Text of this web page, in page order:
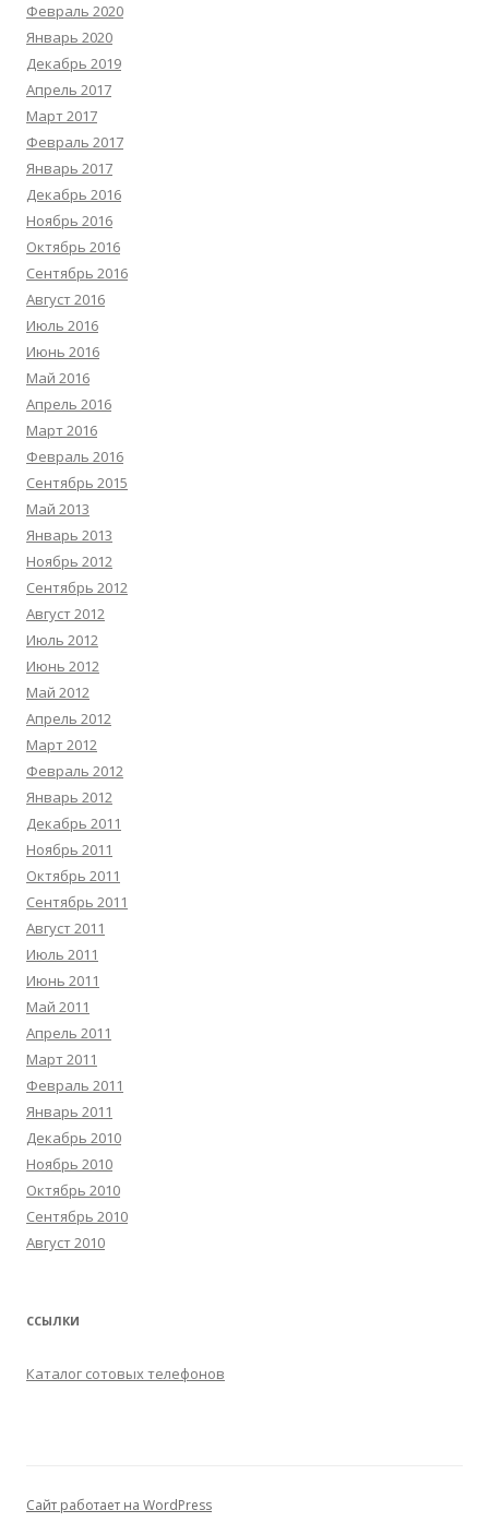
Февраль 2020
Январь 2020
Декабрь 2019
Апрель 2017
Март 2017
Февраль 2017
Январь 2017
Декабрь 2016
Ноябрь 2016
Октябрь 2016
Сентябрь 2016
Август 2016
Июль 2016
Июнь 2016
Май 2016
Апрель 2016
Март 2016
Февраль 2016
Сентябрь 2015
Май 2013
Январь 2013
Ноябрь 2012
Сентябрь 2012
Август 2012
Июль 2012
Июнь 2012
Май 2012
Апрель 2012
Март 2012
Февраль 2012
Январь 2012
Декабрь 2011
Ноябрь 2011
Октябрь 2011
Сентябрь 2011
Август 2011
Июль 2011
Июнь 2011
Май 2011
Апрель 2011
Март 2011
Февраль 2011
Январь 2011
Декабрь 2010
Ноябрь 2010
Октябрь 2010
Сентябрь 2010
Август 2010
ССЫЛКИ
Каталог сотовых телефонов
Сайт работает на WordPress